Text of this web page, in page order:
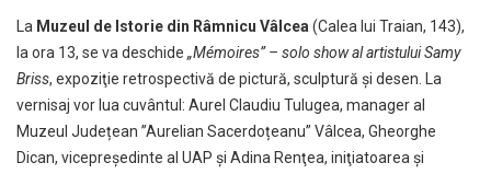
La Muzeul de Istorie din Râmnicu Vâlcea(Calea lui Traian, 143),
la ora 13, se va deschide „Mémoires” – solo show al artistului Samy
Briss, expoziţie retrospectivă de pictură, sculptură şi desen. La
vernisaj vor lua cuvântul: Aurel Claudiu Tulugea, manager al
Muzeul Județean ”Aurelian Sacerdoțeanu” Vâlcea, Gheorghe
Dican, vicepreședinte al UAP și Adina Renţea, iniţiatoarea şi